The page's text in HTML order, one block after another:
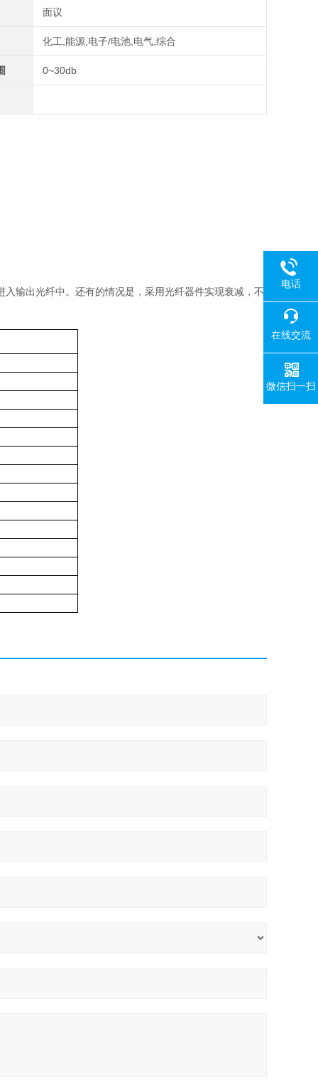
面议
化工,能源,电子/电池,电气,综合
0~30db
输出光纤中。还有的情况是，采用光纤器件实现衰减，不
电话
在线交流
微信扫一扫